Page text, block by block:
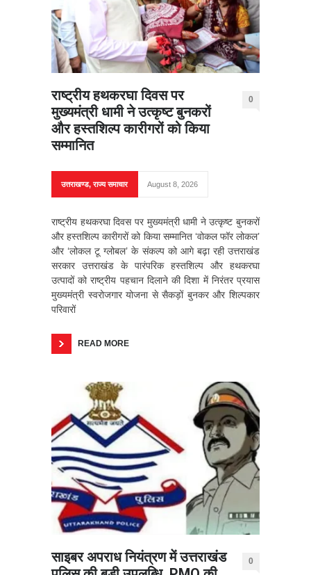
राष्ट्रीय हथकरघा दिवस पर
मुख्यमंत्री धामी ने उत्कृष्ट बुनकरों
और हस्तशिल्प कारीगरों को किया
सम्मानित
0
उत्तराखण्ड,राज्य समाचार August 8, 2026
राष्ट्रीय हथकरघा दिवस पर मुख्यमंत्री धामी ने उत्कृष्ट बुनकरों
और हस्तशिल्प कारीगरों को किया सम्मानित ‘वोकल फॉर लोकल’
और ‘लोकल टू ग्लोबल’ के संकल्प को आगे बढ़ा रही उत्तराखंड
सरकार उत्तराखंड के पारंपरिक हस्तशिल्प और हथकरघा
उत्पादों को राष्ट्रीय पहचान दिलाने की दिशा में निरंतर प्रयास
मुख्यमंत्री स्वरोजगार योजना से सैकड़ों बुनकर और शिल्पकार
परिवारों
READ MORE
साइबर अपराध नियंत्रण में उत्तराखंड
0